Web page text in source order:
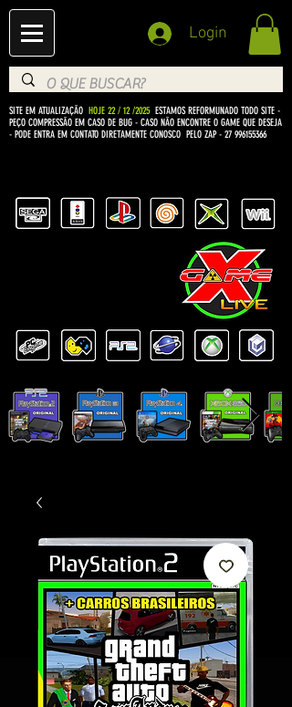
Login
SITE EM ATUALIZAÇÃO HOJE 22 / 12 /2025 ESTAMOS REFORMUNADO TODO SITE -
PEÇO COMPRESSÃO EM CASO DE BUG - CASO NÃO ENCONTRE O GAME QUE DESEJA
- PODE ENTRA EM CONTATO DIRETAMENTE CONOSCO PELO ZAP - 27 996155366